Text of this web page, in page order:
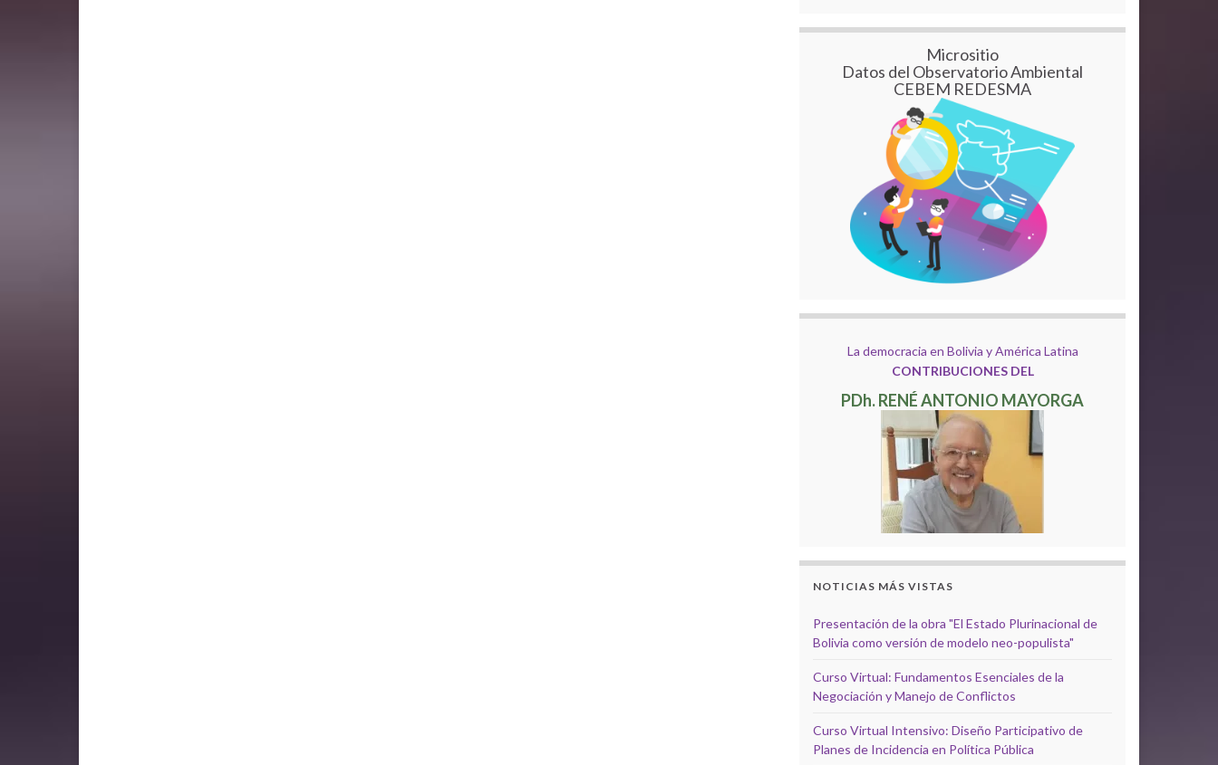
Micrositio
Datos del Observatorio Ambiental
CEBEM REDESMA
La democracia en Bolivia y América Latina
CONTRIBUCIONES DEL
PDh. RENÉ ANTONIO MAYORGA
NOTICIAS MÁS VISTAS
Presentación de la obra "El Estado Plurinacional de
Bolivia como versión de modelo neo-populista"
Curso Virtual: Fundamentos Esenciales de la
Negociación y Manejo de Conflictos
Curso Virtual Intensivo: Diseño Participativo de
Planes de Incidencia en Política Pública